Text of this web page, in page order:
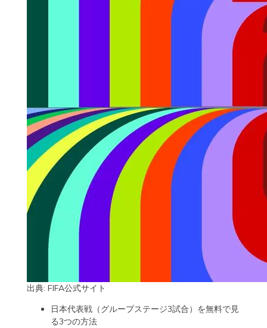
出典: FIFA公式サイト
日本代表戦（グループステージ3試合）を無料で見
る3つの方法